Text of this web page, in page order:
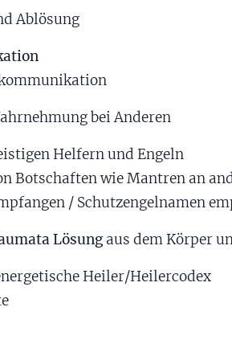
Ablösung
bei Anderen
Helfern und Engeln
Botschaften wie Mantren an
/ Schutzengelnamen
Lösungaus dem Körper
Heiler/Heilercodex